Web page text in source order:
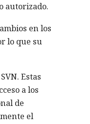
autorizado.
en los
lo que su
Estas
a los
de
el